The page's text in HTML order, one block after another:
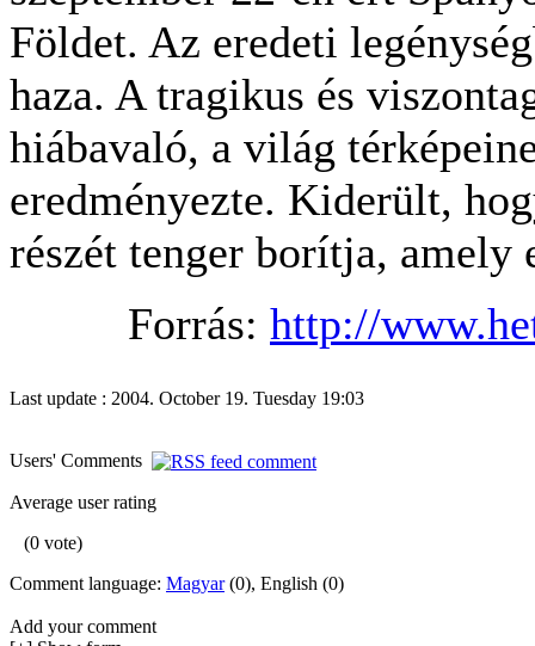
Földet. Az eredeti
haza. A tragikus és
hiábavaló, a világ
eredményezte. Kiderült,
részét tenger borítja, amely
Forrás: http://
Last update : 2004. October 19. Tuesday 19:03
Users' Comments
Average user rating
(0 vote)
Comment language: Magyar(0), English (0)
Add your comment